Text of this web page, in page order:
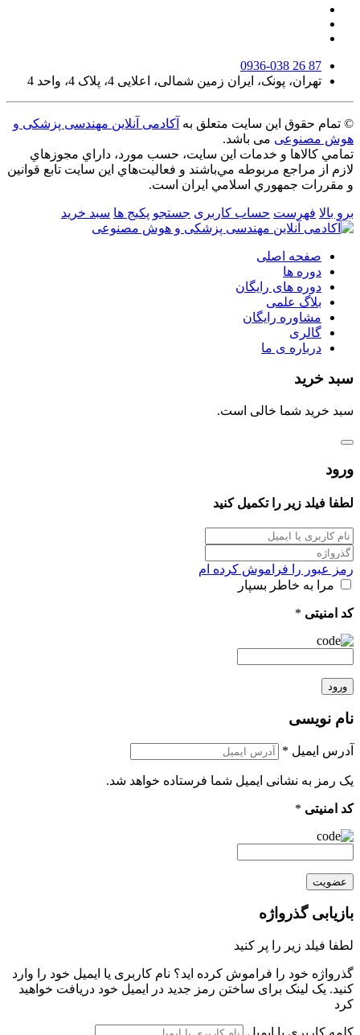
0936-038 26 87
تهران، پونک، ایران زمین شمالی، اعلایی 4، پلاک 4، واحد 4
© تمام حقوق این سایت متعلق به آکادمی آنلاین مهندسی پزشکی و
هوش مصنوعی می باشد.
تمامي كالاها و خدمات اين سایت، حسب مورد، داراي مجوزهاي
لازم از مراجع مربوطه مي‌باشند و فعاليت‌هاي اين سايت تابع قوانين
و مقررات جمهوري اسلامي ايران است.
برو بالا فهرست حساب کاربری جستجو پکیج ها سبد خرید
صفحه اصلی
دوره ها
دوره های رایگان
بلاگ علمی
مشاوره رایگان
گالری
درباره ی ما
سبد خرید
سبد خرید شما خالی است.
ورود
لطفا فیلد زیر را تکمیل کنید
رمز عبور را فراموش کرده ام
مرا به خاطر بسپار
کد امنیتی *
ورود
نام نویسی
آدرس ایمیل *
یک رمز به نشانی ایمیل شما فرستاده خواهد شد.
کد امنیتی *
عضویت
بازیابی گذرواژه
لطفا فیلد زیر را پر کنید
گذرواژه خود را فراموش کرده اید؟ نام کاربری یا ایمیل خود را وارد
کنید. یک لینک برای ساختن رمز جدید در ایمیل خود دریافت خواهید
کرد